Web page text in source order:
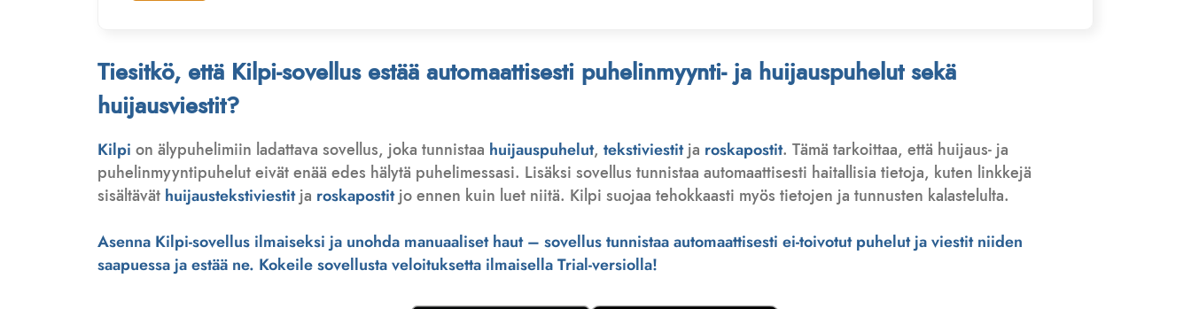
Tiesitkö, että Kilpi-sovellus estää automaattisesti puhelinmyynti- ja huijauspuhelut sekä
huijausviestit?
Kilpi on älypuhelimiin ladattava sovellus, joka tunnistaa huijauspuhelut, tekstiviestitja roskapostit. Tämä tarkoittaa, että huijaus- ja
puhelinmyyntipuhelut eivät enää edes hälytä puhelimessasi. Lisäksi sovellus tunnistaa automaattisesti haitallisia tietoja, kuten linkkejä
sisältävät huijaustekstiviestitja roskapostitjo ennen kuin luet niitä. Kilpi suojaa tehokkaasti myös tietojen ja tunnusten kalastelulta.
Asenna Kilpi-sovellus ilmaiseksi ja unohda manuaaliset haut – sovellus tunnistaa automaattisesti ei-toivotut puhelut ja viestit niiden
saapuessa ja estää ne. Kokeile sovellusta veloituksetta ilmaisella Trial-versiolla!